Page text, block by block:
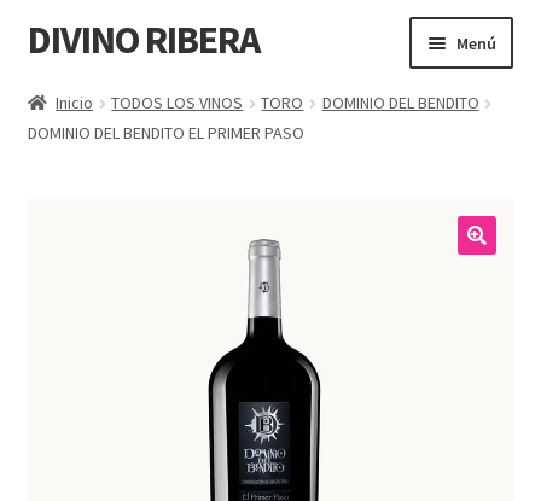
DIVINO RIBERA Menú
TODOS LOS VINOS
Inicio TODOS LOS VINOS TORO
DOMINIO DEL BENDITO
DOMINIO DEL BENDITO EL PRIMER PASO